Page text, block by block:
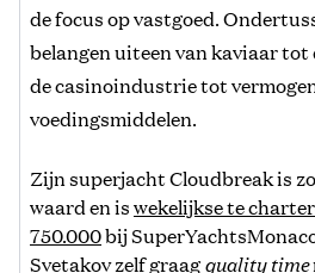
de focus op vastgoed.
belangen uiteen van kaviaar tot
de casinoindustrie tot
voedingsmiddelen.
Zijn superjacht Cloudbreak is
waard en iswekelijkse te
750.000bij
Svetakov zelf graagquality time